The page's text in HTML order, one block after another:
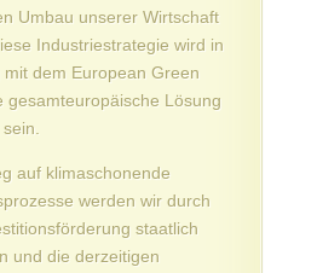
Umbau unserer Wirtschaft
Industriestrategie wird in
mit dem European Green
gesamteuropäische Lösung
auf klimaschonende
werden wir durch
staatlich
und die derzeitigen